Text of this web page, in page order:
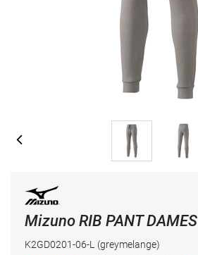
Mizuno RIB PANT DAMES
K2GD0201-06-L (greymelange)